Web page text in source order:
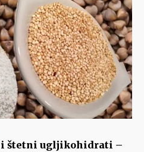
štetni ugljikohidrati –